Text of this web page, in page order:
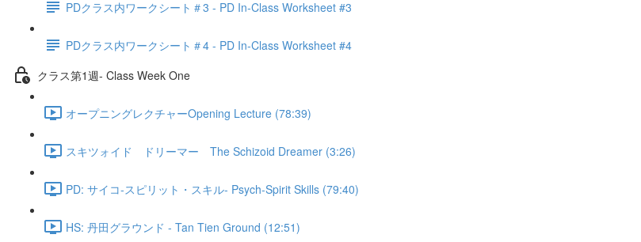
PDクラス内ワークシート＃3 - PD In-Class Worksheet #3
PDクラス内ワークシート＃4 - PD In-Class Worksheet #4
クラス第1週- Class Week One
オープニングレクチャーOpening Lecture (78:39)
スキツォイド ドリーマー The Schizoid Dreamer (3:26)
PD: サイコ‐スピリット・スキル- Psych-Spirit Skills (79:40)
HS: 丹田グラウンド - Tan Tien Ground (12:51)